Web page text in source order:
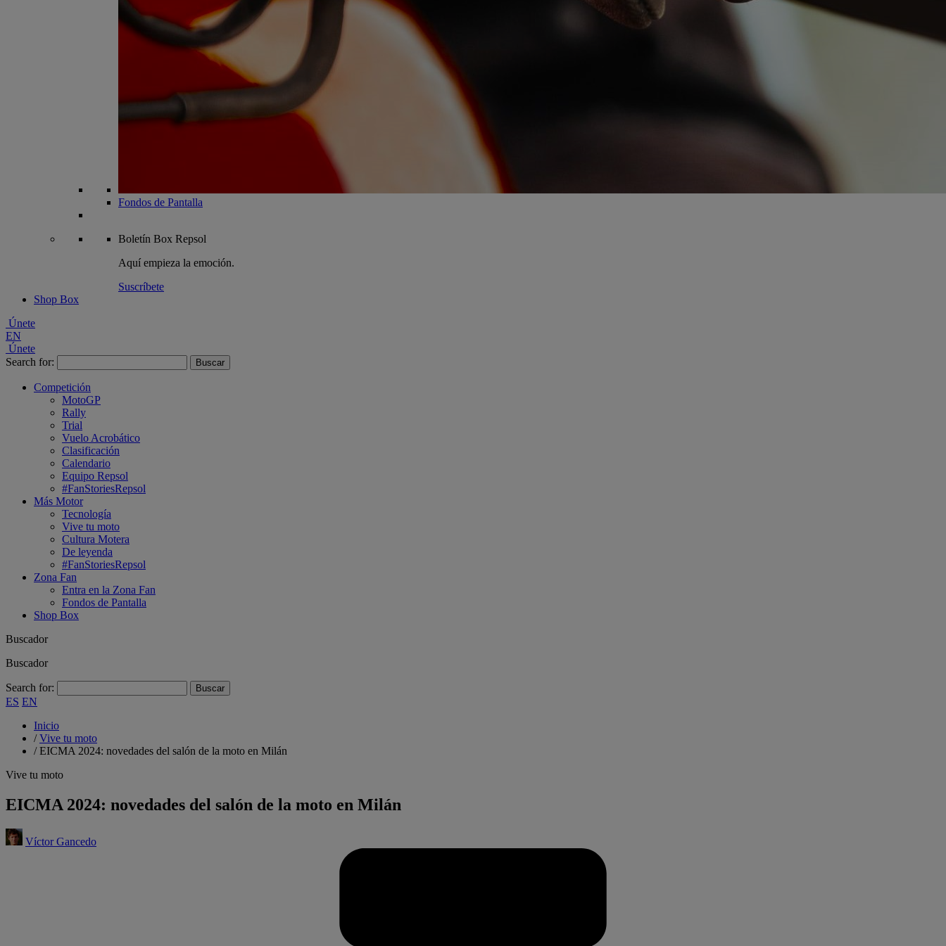
Fondos de Pantalla
Boletín Box Repsol
Aquí empieza la emoción.
Suscríbete
Shop Box
Únete
EN
Únete
Search for:
Competición
MotoGP
Rally
Trial
Vuelo Acrobático
Clasificación
Calendario
Equipo Repsol
#FanStoriesRepsol
Más Motor
Tecnología
Vive tu moto
Cultura Motera
De leyenda
#FanStoriesRepsol
Zona Fan
Entra en la Zona Fan
Fondos de Pantalla
Shop Box
Buscador
Buscador
Search for:
ES EN
Inicio
/Vive tu moto
/EICMA 2024: novedades del salón de la moto en Milán
Vive tu moto
EICMA 2024: novedades del salón de la moto en Milán
Víctor Gancedo